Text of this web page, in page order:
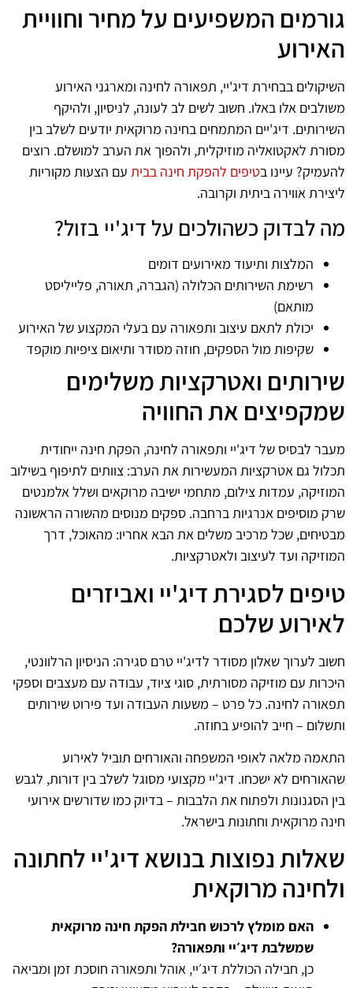
גורמים המשפיעים על מחיר וחוויית
האירוע
השיקולים בבחירת דיג'יי, תפאורה לחינה ומארגני האירוע
משולבים אלו באלו. חשוב לשים לב לעונה, לניסיון, ולהיקף
השירותים. דיג'יים המתמחים בחינה מרוקאית יודעים לשלב בין
מסורת לאקטואליה מוזיקלית, ולהפוך את הערב למושלם. רוצים
להעמיק? עיינו בטיפים להפקת חינה בבית עם הצעות מקוריות
ליצירת אווירה ביתית וקרובה.
מה לבדוק כשהולכים על דיג'יי בזול?
המלצות ותיעוד מאירועים דומים
רשימת השירותים הכלולה (הגברה, תאורה, פלייליסט
מותאם)
יכולת לתאם עיצוב ותפאורה עם בעלי המקצוע של האירוע
שקיפות מול הספקים, חוזה מסודר ותיאום ציפיות מוקפד
שירותים ואטרקציות משלימים
שמקפיצים את החוויה
מעבר לבסיס של דיג'יי ותפאורה לחינה, הפקת חינה ייחודית
תכלול גם אטרקציות המעשירות את הערב: צוותים לתיפוף בשילוב
המוזיקה, עמדות צילום, מתחמי ישיבה מרוקאים ושלל אלמנטים
שרק מוסיפים אנרגיות ברחבה. ספקים מנוסים מהשורה הראשונה
מבטיחים, שכל מרכיב משלים את הבא אחריו: מהאוכל, דרך
המוזיקה ועד לעיצוב ולאטרקציות.
טיפים לסגירת דיג'יי ואביזרים
לאירוע שלכם
חשוב לערוך שאלון מסודר לדיג'יי טרם סגירה: הניסיון הרלוונטי,
היכרות עם מוזיקה מסורתית, סוגי ציוד, עבודה עם מעצבים וספקי
תפאורה לחינה. כל פרט – משעות העבודה ועד פירוט שירותים
ותשלום – חייב להופיע בחוזה.
התאמה מלאה לאופי המשפחה והאורחים תוביל לאירוע
שהאורחים לא ישכחו. דיג'יי מקצועי מסוגל לשלב בין דורות, לגבש
בין הסגנונות ולפתוח את הלבבות – בדיוק כמו שדורשים אירועי
חינה מרוקאית וחתונות בישראל.
שאלות נפוצות בנושא דיג'יי לחתונה
ולחינה מרוקאית
האם מומלץ לרכוש חבילת הפקת חינה מרוקאית
שמשלבת דיג׳יי ותפאורה?
כן, חבילה הכוללת דיג׳יי, אוהל ותפאורה חוסכת זמן ומביאה